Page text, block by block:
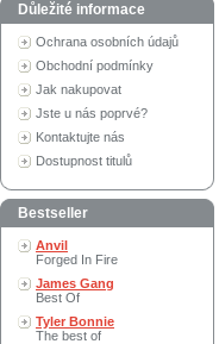
Důležité informace
Ochrana osobních údajů
Obchodní podmínky
Jak nakupovat
Jste u nás poprvé?
Kontaktujte nás
Dostupnost titulů
Bestseller
Anvil
Forged In Fire
James Gang
Best Of
Tyler Bonnie
The best of